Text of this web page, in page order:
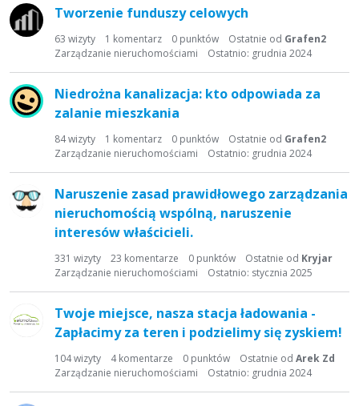
i
s
a
d
y
s
y
Tworzenie funduszy celowych
63 wizyty 1 komentarz 0 punktów Ostatnie od Grafen2
Ostatnio: grudnia 2024
Zarządzanie nieruchomościami
Niedrożna kanalizacja: kto odpowiada za
zalanie mieszkania
84wizyty 1 komentarz 0 punktów Ostatnie od Grafen2
Ostatnio: grudnia 2024
Zarządzanie nieruchomościami
Naruszenie zasad prawidłowego zarządzania
nieruchomością wspólną, naruszenie
interesów właścicieli.
331 wizyty 23 komentarze 0 punktów Ostatnie od Kryjar
Ostatnio: stycznia 2025
Zarządzanie nieruchomościami
Twoje miejsce, nasza stacja ładowania -
Zapłacimy za teren i podzielimy się zyskiem!
104wizyty 4komentarze 0 punktów Ostatnie od Arek Zd
Ostatnio: grudnia 2024
Zarządzanie nieruchomościami